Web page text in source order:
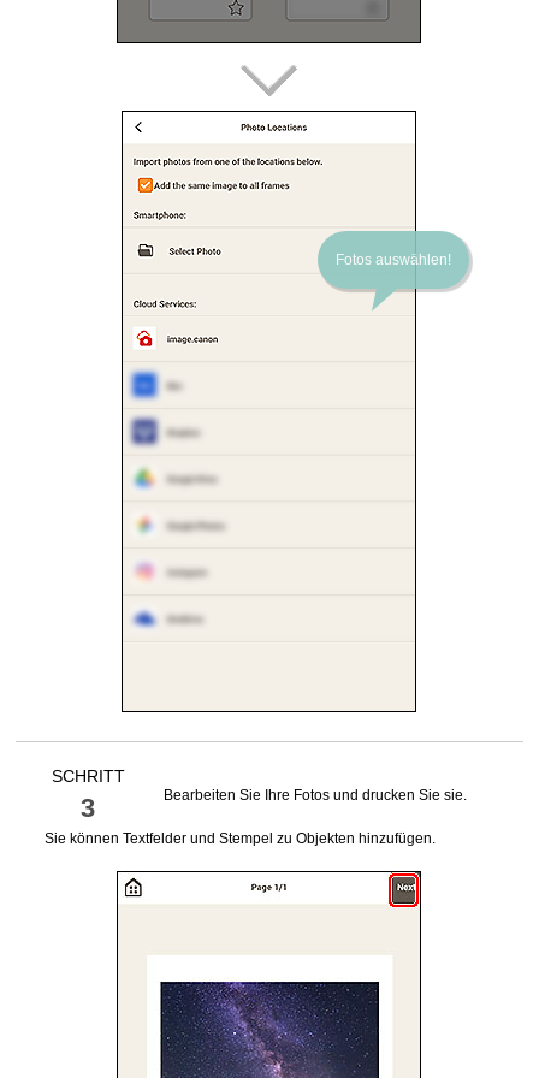
Fotos auswählen!
SCHRITT
3 Bearbeiten Sie Ihre Fotos und drucken Sie sie.
Sie können Textfelder und Stempel zu Objekten hinzufügen.